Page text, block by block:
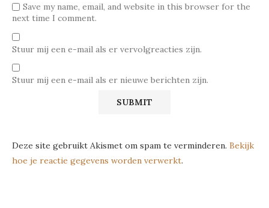
Save my name, email, and website in this browser for the
next time I comment.
Stuur mij een e-mail als er vervolgreacties zijn.
Stuur mij een e-mail als er nieuwe berichten zijn.
Deze site gebruikt Akismet om spam te verminderen. Bekijk
hoe je reactie gegevens worden verwerkt.